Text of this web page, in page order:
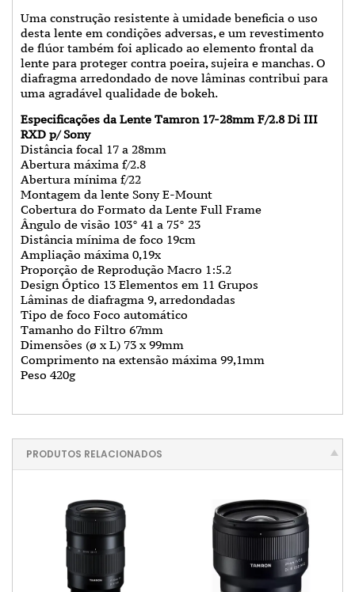
Uma construção resistente à umidade beneficia o uso
desta lente em condições adversas, e um revestimento
de flúor também foi aplicado ao elemento frontal da
lente para proteger contra poeira, sujeira e manchas. O
diafragma arredondado de nove lâminas contribui para
uma agradável qualidade de bokeh.
Especificações da Lente Tamron 17-28mm F/2.8 Di III
RXD p/ Sony
Distância focal 17 a 28mm
Abertura máxima f/2.8
Abertura mínima f/22
Montagem da lente Sony E-Mount
Cobertura do Formato da Lente Full Frame
Ângulo de visão 103° 41 a 75° 23
Distância mínima de foco 19cm
Ampliação máxima 0,19x
Proporção de Reprodução Macro 1:5.2
Design Óptico 13 Elementos em 11 Grupos
Lâminas de diafragma 9, arredondadas
Tipo de foco Foco automático
Tamanho do Filtro 67mm
Dimensões (ø x L) 73 x 99mm
Comprimento na extensão máxima 99,1mm
Peso 420g
PRODUTOS RELACIONADOS